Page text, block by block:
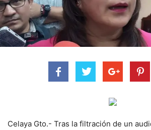
Celaya Gto.- Tras la filtración de un